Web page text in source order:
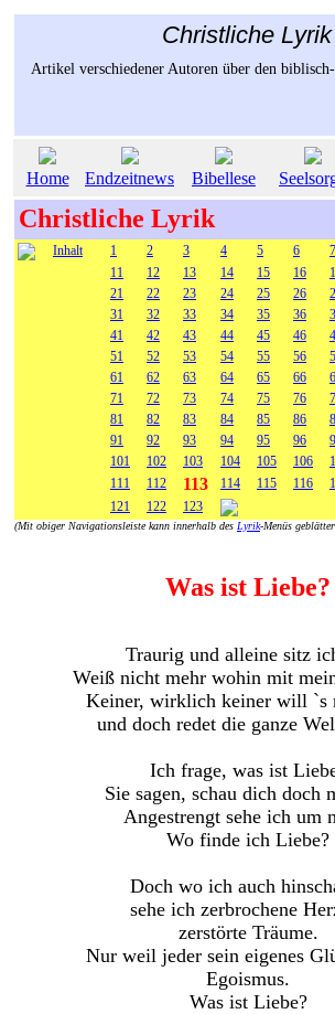
Christliche Lyrik
Artikel verschiedener Autoren über den
Home Endzeitnews Bibellese
Christliche Lyrik
Inhalt 1 2 3 4 5 6 7
11
12 13 14 15 16
21
22 23 24 25 26
31
32 33 34 35 36
41
42 43 44 45 46
51
52 53 54 55 56
61
62 63 64 65 66
71
72 73 74 75 76
81
82 83 84 85 86
91
92 93 94 95 96
101
102 103 104 105 106
111
112 113 114 115 116
121
122 123
(Mit obiger Navigationsleiste kann innerhalb des Lyrik-Menüs
Was ist Liebe?
Traurig und alleine sitz
Weiß nicht mehr wohin mit
Keiner, wirklich keiner will `s
und doch redet die ganze
Ich frage, was ist
Sie sagen, schau dich doch
Angestrengt sehe ich um
Wo finde ich Liebe?
Doch wo ich auch
sehe ich zerbrochene
zerstörte Träume.
Nur weil jeder sein eigenes
Egoismus.
Was ist Liebe?